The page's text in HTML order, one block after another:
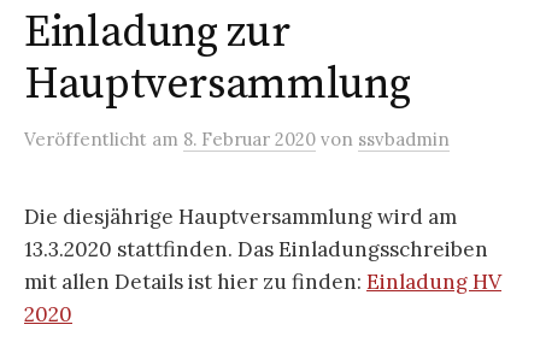
Einladung zur
Hauptversammlung
Veröffentlicht am 8. Februar 2020 von ssvbadmin
Die diesjährige Hauptversammlung wird am
13.3.2020 stattfinden. Das Einladungsschreiben
mit allen Details ist hier zu finden: Einladung HV
2020